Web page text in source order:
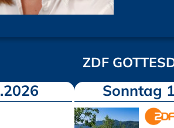
ZDF
Sonntag